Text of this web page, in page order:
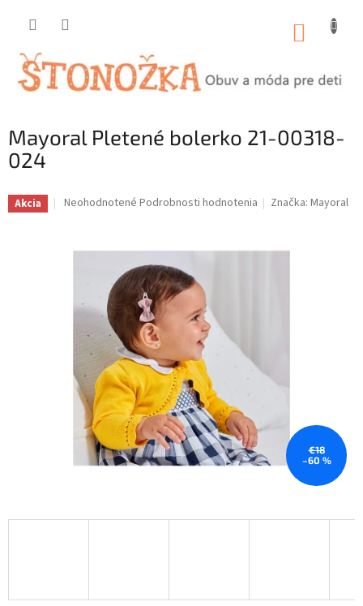
Mayoral Pletené bolerko 21-00318-
024
Akcia
Priemerné
hviezdičiek.
Neohodnotené Podrobnosti hodnotenia Značka:Mayoral
€18
–60 %